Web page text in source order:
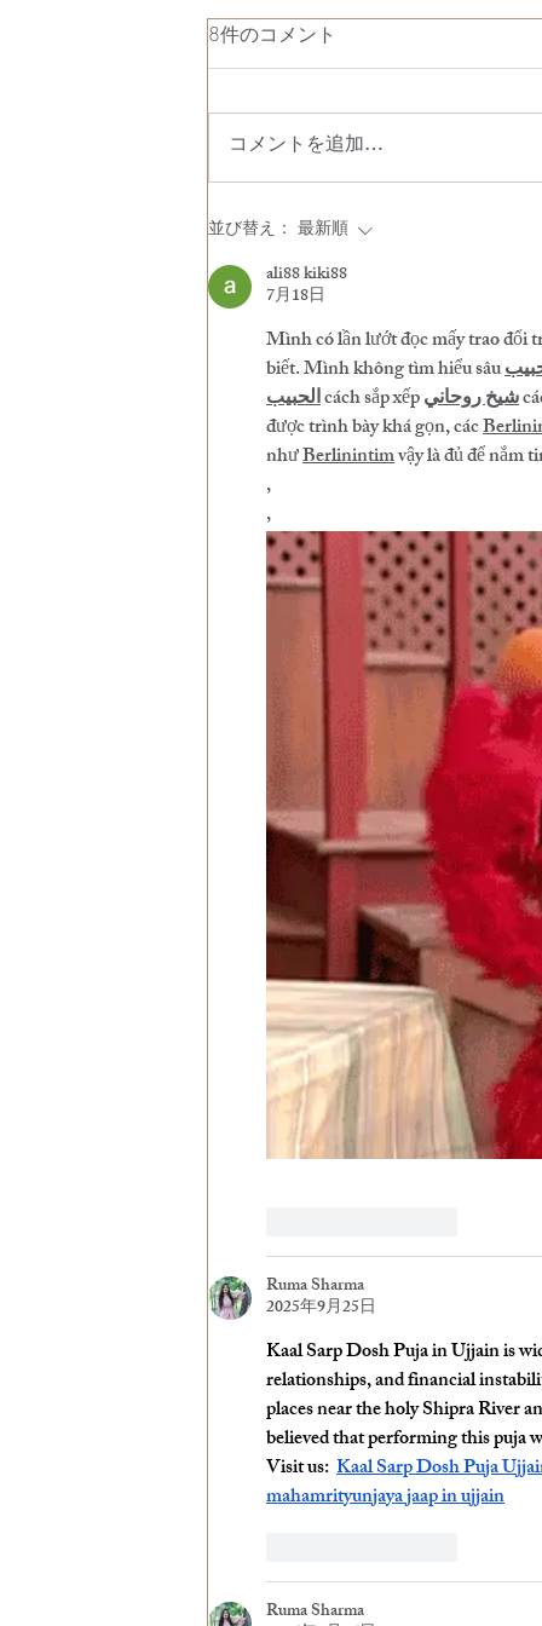
8月営業のお知らせ
8件のコメント
コメントを追加…
並び替え： 最新順
ali88 kiki88
7月18日
Mình có lần lướt đọc mấy trao đổi
biết. Mình không tìm hiểu sâu
الحبيب cách sắp xếp شيخ روحاني
được trình bày khá gọn, các
như Berlinintim vậy là đủ để nắm
,
,
Ruma Sharma
2025年9月25日
Kaal Sarp Dosh Puja in Ujjain is
relationships, and financial
places near the holy Shipra River
believed that performing this puja
Visit us: Kaal Sarp Dosh Puja
mahamrityunjaya jaap in ujjain
Ruma Sharma